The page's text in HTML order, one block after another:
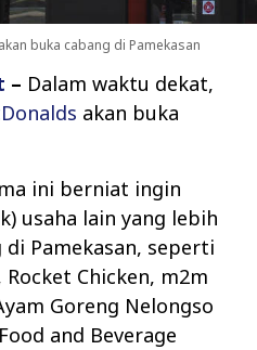
buka cabang di Pamekasan
– Dalam waktu dekat,
akan buka
ini berniat ingin
usaha lain yang lebih
Pamekasan, seperti
Chicken, m2m
Goreng Nelongso
and Beverage